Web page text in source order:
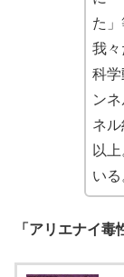
た
我
科学
ン
ネ
以
い
「アリエナイ毒